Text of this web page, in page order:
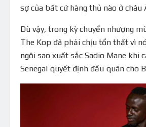
sợ của bất cứ hàng thủ nào ở châu
Dù vậy, trong kỳ chuyển nhượng
The Kop đã phải chịu tổn thất vì
ngôi sao xuất sắc Sadio Mane khi
Senegal quyết định đầu quân cho